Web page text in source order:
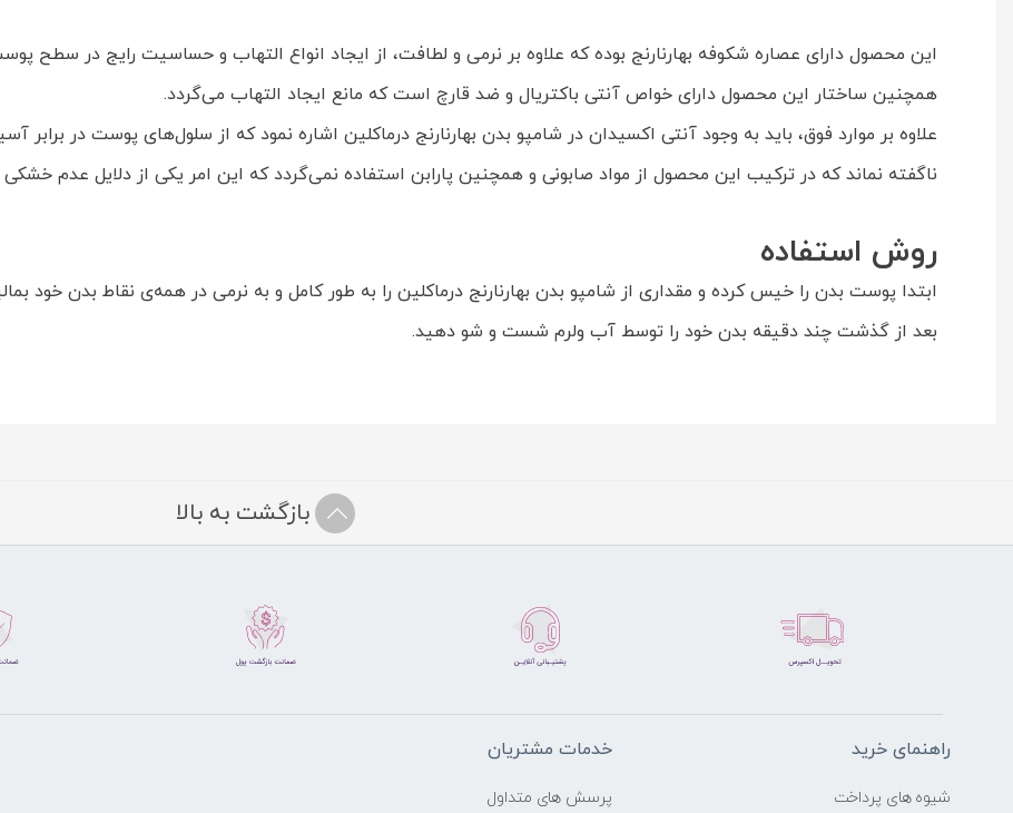
این محصول دارای عصاره شکوفه بهارنارنج بوده که علاوه بر نرمی و لطافت، از ایجاد انواع التهاب و حساسیت رایج در سطح
همچنین ساختار این محصول دارای خواص آنتی باکتریال و ضد قارچ است که مانع ایجاد التهاب می‌گردد.
علاوه بر موارد فوق، باید به وجود آنتی اکسیدان در شامپو بدن بهارنارنج درماکلين اشاره نمود که از سلول‌های پوست در
ناگفته نماند که در ترکیب این محصول از مواد صابونی و همچنین پارابن استفاده نمی‌گردد که این امر یکی از دلایل عدم
روش استفاده
ابتدا پوست بدن را خیس کرده و مقداری از شامپو بدن بهارنارنج درماکلين را به طور کامل و به نرمی در همه‌ی نقاط بدن خود
بعد از گذشت چند دقیقه بدن خود را توسط آب ولرم شست و شو دهید.
بازگشت به بالا
راهنمای خرید
شیوه های پرداخت
خدمات مشتریان
پرسش های متداول